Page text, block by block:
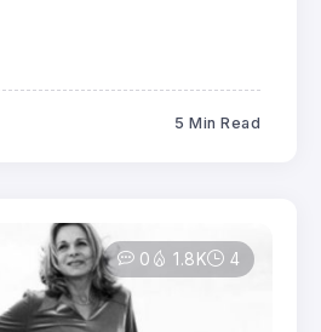
5 Min Read
0 1.8K 4